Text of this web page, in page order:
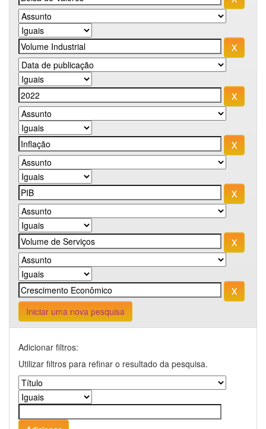
Iniciar uma nova pesquisa
Adicionar filtros:
Utilizar filtros para refinar o resultado da pesquisa.